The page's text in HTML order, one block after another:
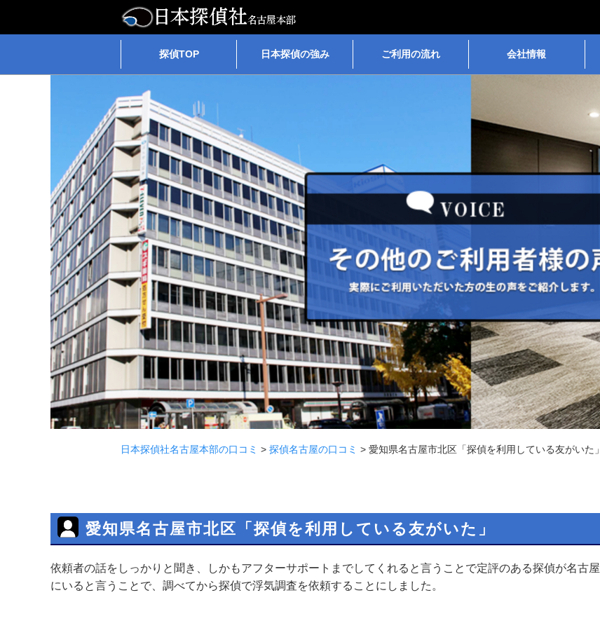
探偵TOP 日本探偵の強み ご利用の流れ 会社情報
日本探偵社名古屋本部の口コミ > 探偵名古屋の口コミ > 愛知県名古屋市北区「探偵を利用している友がいた」
愛知県名古屋市北区「探偵を利用している友がいた」
依頼者の話をしっかりと聞き、しかもアフターサポートまでしてくれると言うことで定評のある探偵が名古屋
にいると言うことで、調べてから探偵で浮気調査を依頼することにしました。